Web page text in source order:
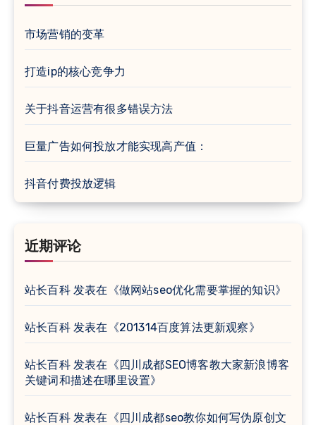
市场营销的变革
打造ip的核心竞争力
关于抖音运营有很多错误方法
巨量广告如何投放才能实现高产值：
抖音付费投放逻辑
近期评论
站长百科发表在《做网站seo优化需要掌握的知识》
站长百科发表在《201314百度算法更新观察》
站长百科发表在《四川成都SEO博客教大家新浪博客
关键词和描述在哪里设置》
站长百科发表在《四川成都seo教你如何写伪原创文